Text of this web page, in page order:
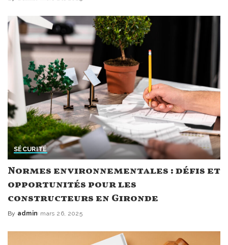
Posted
SÉCURITÉ
Normes environnementales : défis et
opportunités pour les
constructeurs en Gironde
Posted
By admin mars 26, 2025